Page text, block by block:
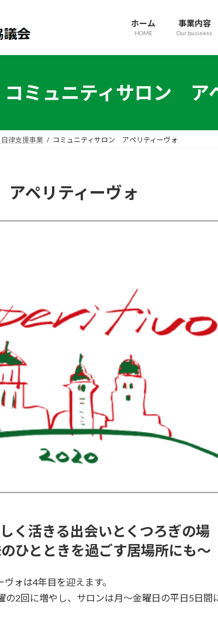
ホーム
HOME
事業内容
Our business
コミュニティサロン ア
律支援事業 コミュニティサロン アペリティーヴォ
ペリティーヴォ
く活きる出会いとくつろぎの場
ひとときを過ごす居場所にも～
ォは4年目を迎えます。
2回に増やし、サロンは月～金曜日の平日5日間